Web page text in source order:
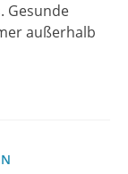
Gesunde
außerhalb